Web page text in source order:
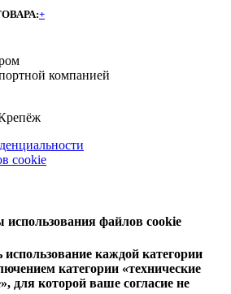
+
компанией
cookie
использования файлов cookie
каждой категории
категории «технические
для которой ваше согласие не